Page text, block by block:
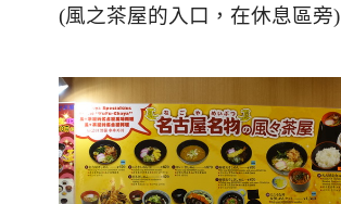
(風之茶屋的入口，在休息區旁)